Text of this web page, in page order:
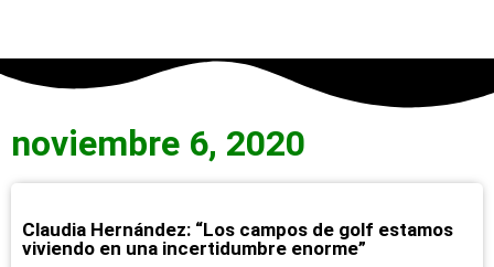
noviembre 6, 2020
Claudia Hernández: “Los campos de golf estamos
viviendo en una incertidumbre enorme”